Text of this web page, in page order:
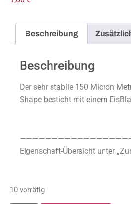
Beschreibung
Beschreibung
Der sehr stabile 150 Micron
Shape besticht mit einem
Eigenschaft-Übersicht unter
10 vorrätig